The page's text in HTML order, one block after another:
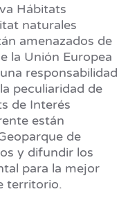
Hábitats
naturales
amenazados de
la Unión Europea
responsabilidad
peculiaridad de
de Interés
están
de
y difundir los
para la mejor
territorio.